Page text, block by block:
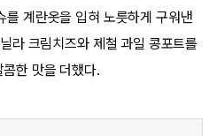
를 계란옷을 입혀 노릇하게 구워낸
라 크림치즈와 제철 과일 콩포트를
한 맛을 더했다.